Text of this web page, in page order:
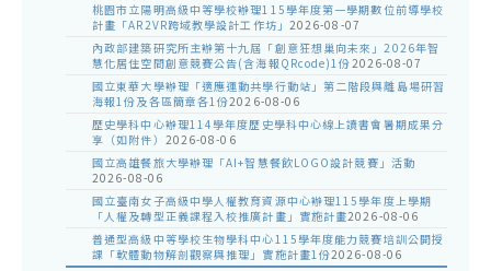
桃園市立陽明高級中等學校辦理115學年度第一學期數位前導學校
計畫「AR2VR跨域教學設計工作坊」 2026-08-07
內政部建築研究所主辦第十九屆「創意狂想巢向未來」2026年智
慧化居住空間創意競賽公告(含海報QRcode)1份2026-08-07
國立東華大學辦理「適應運動共學行動站」第二階段與離島場研習
海報1份及各區簡章各1份2026-08-06
歷史學科中心辦理114學年度歷史學科中心線上讀書會暑期成果分
享（如附件） 2026-08-06
國立高雄餐旅大學辦理「AI+智慧餐飲LOGO設計競賽」活動
2026-08-06
國立臺南女子高級中學人權教育資源中心辦理115學年度上學期
「人權及轉型正義課程入校推廣計畫」實施計畫2026-08-06
普通型高級中等學校生物學科中心115學年度能力競賽培訓公開授
課「軟體動物解剖觀察與推理」實施計畫1份2026-08-06